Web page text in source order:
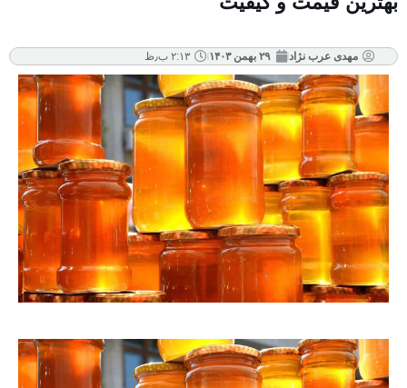
مهدی عرب نژاد ۲۹ بهمن ۱۴۰۳ ۲:۱۳ ب٫ظ